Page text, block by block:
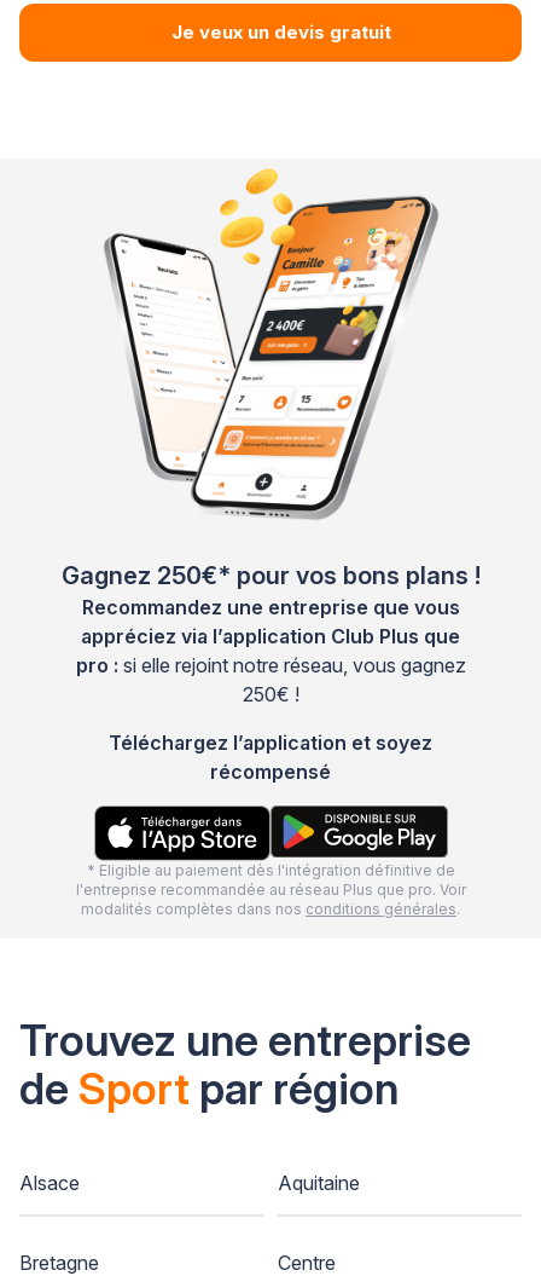
Je veux un devis gratuit
Gagnez 250€* pour vos bons plans !
Recommandez une entreprise que vous
appréciez via l’application Club Plus que
pro : si elle rejoint notre réseau, vous gagnez
250€ !
Téléchargez l’application et soyez
récompensé
* Eligible au paiement dès l'intégration définitive de
l'entreprise recommandée au réseau Plus que pro. Voir
modalités complètes dans nos conditions générales.
Trouvez une entreprise
de Sport par région
Alsace Aquitaine
Bretagne Centre